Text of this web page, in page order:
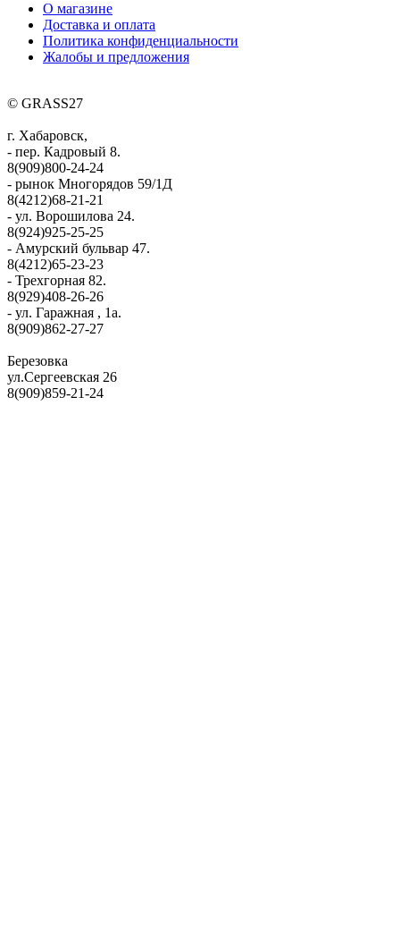
О магазине
Доставка и оплата
Политика конфиденциальности
Жалобы и предложения
© GRASS27
г. Хабаровск,
- пер. Кадровый 8.
8(909)800-24-24
- рынок Многорядов 59/1Д
8(4212)68-21-21
- ул. Ворошилова 24.
8(924)925-25-25
- Амурский бульвар 47.
8(4212)65-23-23
- Трехгорная 82.
8(929)408-26-26
- ул. Гаражная , 1а.
8(909)862-27-27
Березовка
ул.Сергеевская 26
8(909)859-21-24